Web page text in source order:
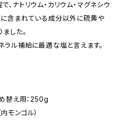
ナトリウム・カリウム・マグネシウ
含まれている成分以外に硫黄や
した。
ラル補給に最適な塩と言えます。
替え用：250g
モンゴル）